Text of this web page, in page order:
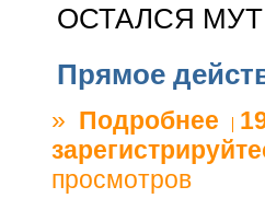
ОСТАЛСЯ
Прямое
» Подробнее о НЕ
просмотров